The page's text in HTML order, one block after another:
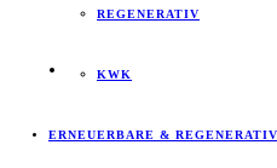
REGENERATIV
KWK
ERNEUERBARE &